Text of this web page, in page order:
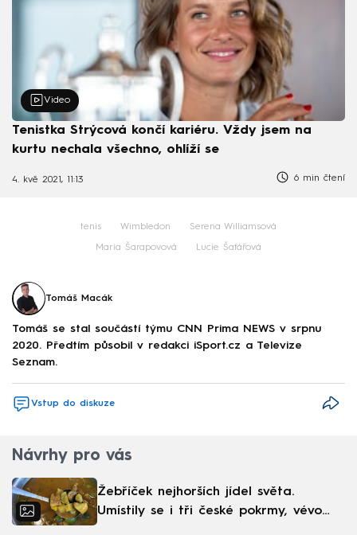
Video
Tenistka Strýcová končí kariéru. Vždy jsem na
kurtu nechala všechno, ohlíží se
4. kvě 2021, 11:13 6 min čtení
tenis Wimbledon Serena Williamsová
Maria Šarapovová Lucie Šafářová
Tomáš Macák
Tomáš se stal součástí týmu CNN Prima NEWS v srpnu
2020. Předtím působil v redakci iSport.cz a Televize
Seznam.
Vstup do diskuze
Návrhy pro vás
Žebříček nejhorších jídel světa.
Umístily se i tři české pokrmy, vévodí